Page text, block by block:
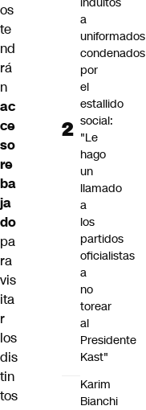
os
te
nd
rá
n
ac
ce
so
re
ba
ja
do
pa
ra
vis
ita
r
los
dis
tin
tos
a
uniformados
condenados
por
el
estallido
social:
"Le
hago
un
llamado
a
los
partidos
oficialistas
a
no
torear
al
Presidente
Kast"
Karim
Bianchi